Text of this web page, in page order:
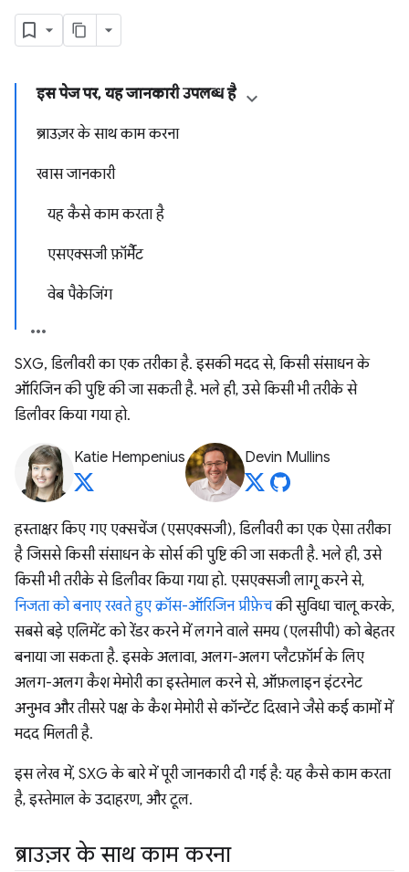
इस पेज पर, यह जानकारी उपलब्ध है
ब्राउज़र के साथ काम करना
खास जानकारी
यह कैसे काम करता है
एसएक्सजी फ़ॉर्मैट
वेब पैकेजिंग
SXG, डिलीवरी का एक तरीका है. इसकी मदद से, किसी संसाधन के
ऑरिजिन की पुष्टि की जा सकती है. भले ही, उसे किसी भी तरीके से
डिलीवर किया गया हो.
Katie Hempenius Devin Mullins
हस्ताक्षर किए गए एक्सचेंज (एसएक्सजी), डिलीवरी का एक ऐसा तरीका
है जिससे किसी संसाधन के सोर्स की पुष्टि की जा सकती है. भले ही, उसे
किसी भी तरीके से डिलीवर किया गया हो. एसएक्सजी लागू करने से,
निजता को बनाए रखते हुए क्रॉस-ऑरिजिन प्रीफ़ेचकी सुविधा चालू करके,
सबसे बड़े एलिमेंट को रेंडर करने में लगने वाले समय (एलसीपी) को बेहतर
बनाया जा सकता है. इसके अलावा, अलग-अलग प्लैटफ़ॉर्म के लिए
अलग-अलग कैश मेमोरी का इस्तेमाल करने से, ऑफ़लाइन इंटरनेट
अनुभव और तीसरे पक्ष के कैश मेमोरी से कॉन्टेंट दिखाने जैसे कई कामों में
मदद मिलती है.
इस लेख में, SXG के बारे में पूरी जानकारी दी गई है: यह कैसे काम करता
है, इस्तेमाल के उदाहरण, और टूल.
ब्राउज़र के साथ काम करना